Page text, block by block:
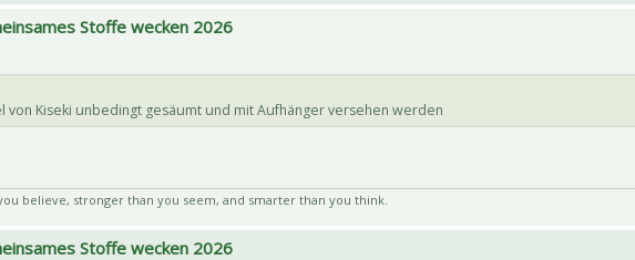
Stoffe wecken 2026
von Kiseki unbedingt gesäumt und mit Aufhänger versehen werden
believe, stronger than you seem, and smarter than you think.
Stoffe wecken 2026